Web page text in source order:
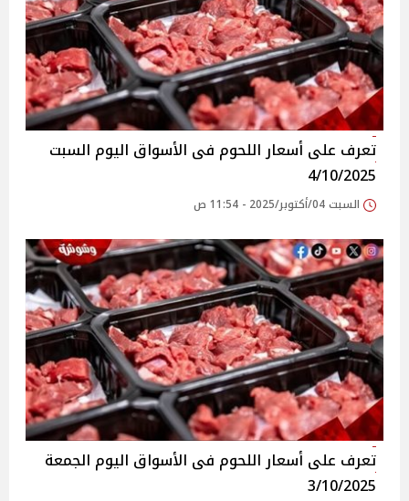
تعرف على أسعار اللحوم فى الأسواق‎‎ اليوم السبت
4/10/2025
السبت 04/أكتوبر/2025 - 11:54 ص
تعرف على أسعار اللحوم فى الأسواق‎‎ اليوم الجمعة
3/10/2025